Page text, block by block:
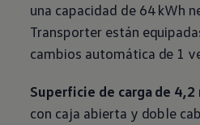
una capacidad de 64 kWh
Transporter están
cambios automática de 1
Superficie de carga de 4,2
con caja abierta y doble